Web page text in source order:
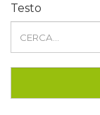
Testo